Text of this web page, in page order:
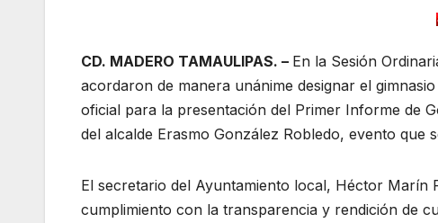
CD. MADERO TAMAULIPAS. – En la Sesión
acordaron de manera unánime designar el
oficial para la presentación del Primer Informe de
del alcalde Erasmo González Robledo, evento que
El secretario del Ayuntamiento local, Héctor
cumplimiento con la transparencia y rendición de